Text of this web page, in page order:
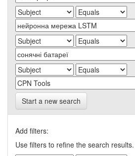
Start a new search
Add filters:
Use filters to refine the search results.